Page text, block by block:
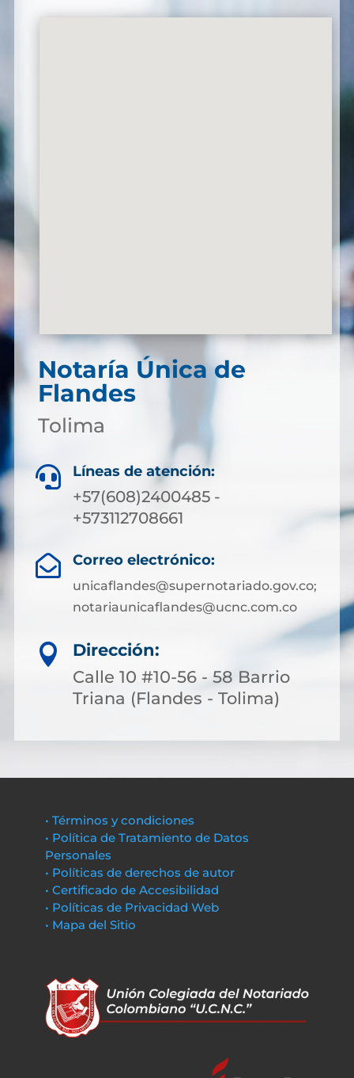
Notaría Única de
Flandes
Tolima
 Líneas de atención:
+57(608)2400485 -
+573112708661
 Correo electrónico:
unicaflandes@supernotariado.gov.co;
notariaunicaflandes@ucnc.com.co

Dirección:
Calle 10 #10-56 - 58 Barrio
Triana (Flandes - Tolima)
• Términos y condiciones
• Política de Tratamiento de Datos
Personales
• Políticas de derechos de autor
• Certificado de Accesibilidad
• Políticas de Privacidad Web
• Mapa del Sitio